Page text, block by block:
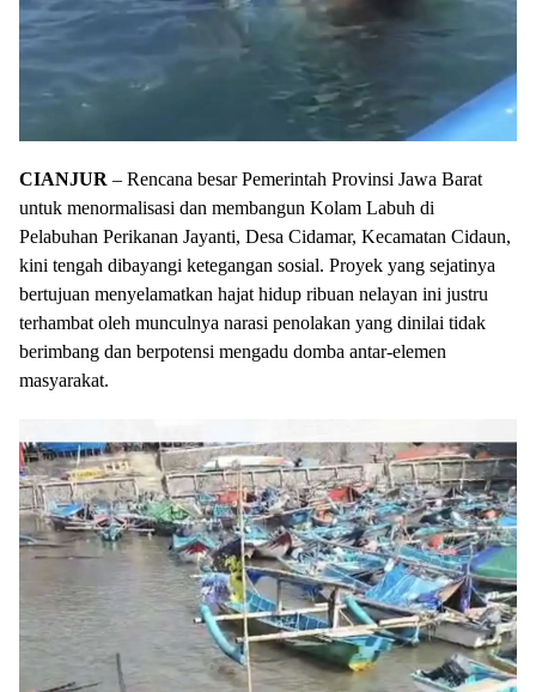
CIANJUR – Rencana besar Pemerintah Provinsi Jawa Barat
untuk menormalisasi dan membangun Kolam Labuh di
Pelabuhan Perikanan Jayanti, Desa Cidamar, Kecamatan Cidaun,
kini tengah dibayangi ketegangan sosial. Proyek yang sejatinya
bertujuan menyelamatkan hajat hidup ribuan nelayan ini justru
terhambat oleh munculnya narasi penolakan yang dinilai tidak
berimbang dan berpotensi mengadu domba antar-elemen
masyarakat.